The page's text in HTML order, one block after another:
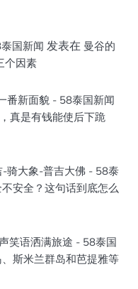
国新闻 发表在 曼谷的
个因素
番新面貌 - 58泰国新闻
真是有钱能使后下跪
骑大象-普吉大佛 - 58泰
安全？这句话到底怎么
笑语洒满旅途 - 58泰国
斯米兰群岛和芭提雅等